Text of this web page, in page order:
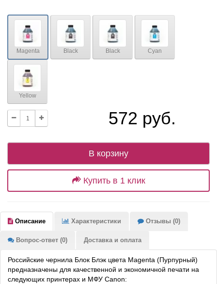
Magenta Black Black Cyan
Yellow
572 руб.
В корзину
Купить в 1 клик
Описание Характеристики Отзывы (0)
Вопрос-ответ (0) Доставка и оплата
Российские чернила Блок Блэк цвета Magenta (Пурпурный)
предназначены для качественной и экономичной печати на
следующих принтерах и МФУ Canon: